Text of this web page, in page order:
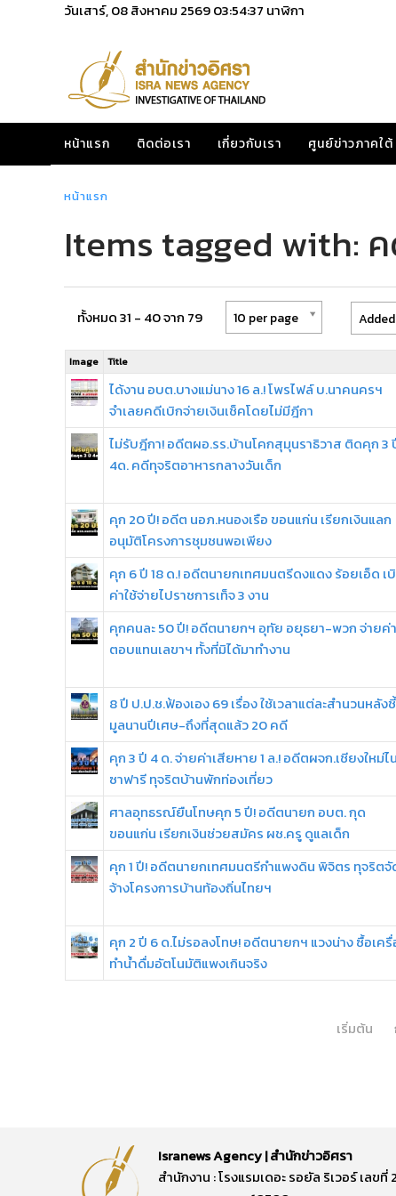
วันเสาร์, 08 สิงหาคม 256903:54:37 นาฬิกา
หน้าแรก ติดต่อเรา เกี่ยวกับเรา ศูนย์ข่าวภาคใต้
หน้าแรก
Items tagged with:
ทั้งหมด 31 - 40 จาก 79 10 per page
Image Title
ได้งาน อบต.บางแม่นาง 16 ล.! โพรไฟล์ บ.นาคนครฯ
จำเลยคดีเบิกจ่ายเงินเช็คโดยไม่มีฎีกา
ไม่รับฎีกา! อดีตผอ.รร.บ้านโคกสุมุนราธิวาส ติดคุก 3
4ด. คดีทุจริตอาหารกลางวันเด็ก
คุก 20 ปี! อดีต นอภ.หนองเรือ ขอนแก่น เรียกเงินแลก
อนุมัติโครงการชุมชนพอเพียง
คุก 6 ปี 18 ด.! อดีตนายกเทศมนตรีดงแดง ร้อยเอ็ด เ
ค่าใช้จ่ายไปราชการเท็จ 3 งาน
คุกคนละ 50 ปี! อดีตนายกฯ อุทัย อยุธยา-พวก จ่ายค่า
ตอบแทนเลขาฯ ทั้งที่มิได้มาทำงาน
8 ปี ป.ป.ช.ฟ้องเอง 69 เรื่อง ใช้เวลาแต่ละสำนวนหลังชี้
มูลนานปีเศษ-ถึงที่สุดแล้ว 20 คดี
คุก 3 ปี 4 ด. จ่ายค่าเสียหาย 1 ล.! อดีตผจก.เชียงใหม่ไ
ซาฟารี ทุจริตบ้านพักท่องเที่ยว
ศาลอุทธรณ์ยืนโทษคุก 5 ปี! อดีตนายก อบต. กุด
ขอนแก่น เรียกเงินช่วยสมัคร ผช.ครู ดูแลเด็ก
คุก 1 ปี! อดีตนายกเทศมนตรีกำแพงดิน พิจิตร ทุจริตจั
จ้างโครงการบ้านท้องถิ่นไทยฯ
คุก 2 ปี 6 ด.ไม่รอลงโทษ! อดีตนายกฯ แวงน่าง ซื้อเค
ทำน้ำดื่มอัตโนมัติแพงเกินจริง
เริ่มต้น
Isranews Agency | สำนักข่าวอิศรา
สำนักงาน : โรงแรมเดอะ รอยัล ริเวอร์ เล